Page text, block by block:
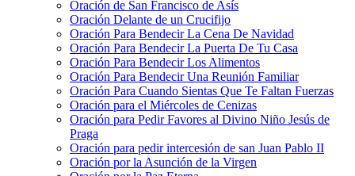
Oración de San Francisco de Asís
Oración Delante de un Crucifijo
Oración Para Bendecir La Cena De Navidad
Oración Para Bendecir La Puerta De Tu Casa
Oración Para Bendecir Los Alimentos
Oración Para Bendecir Una Reunión Familiar
Oración Para Cuando Sientas Que Te Faltan Fuerzas
Oración para el Miércoles de Cenizas
Oración para Pedir Favores al Divino Niño Jesús de
Praga
Oración para pedir intercesión de san Juan Pablo II
Oración por la Asunción de la Virgen